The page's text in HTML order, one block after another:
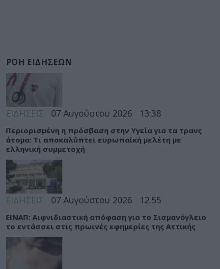
ΡΟΗ ΕΙΔΗΣΕΩΝ
ΕΙΔΗΣΕΙΣ 07 Αυγούστου 2026 13:38
Περιορισμένη η πρόσβαση στην Υγεία για τα τρανς
άτομα: Τι αποκαλύπτει ευρωπαϊκή μελέτη με
ελληνική συμμετοχή
ΕΙΔΗΣΕΙΣ 07 Αυγούστου 2026 12:55
ΕΙΝΑΠ: Αιφνιδιαστική απόφαση για το Σισμανόγλειο
το εντάσσει στις πρωινές εφημερίες της Αττικής